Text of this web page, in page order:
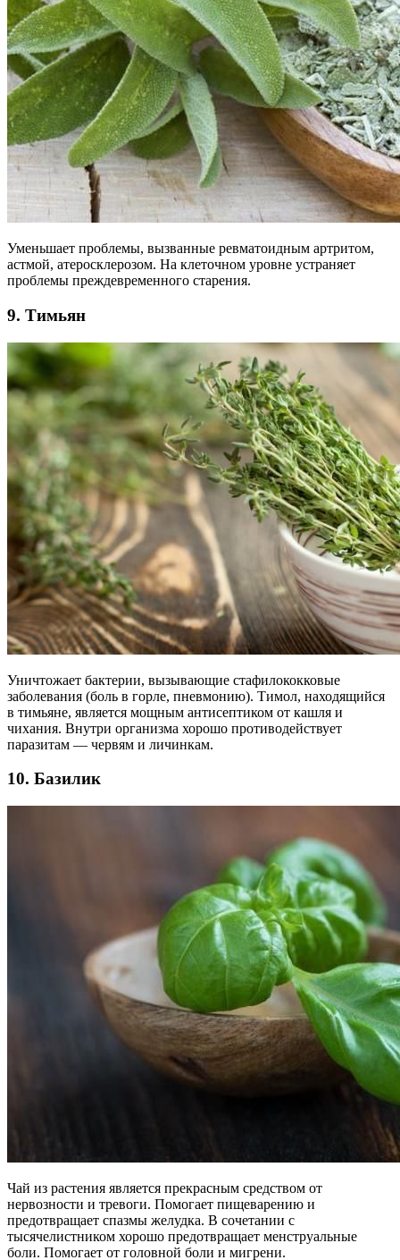
Уменьшает проблемы, вызванные ревматоидным артритом,
астмой, атеросклерозом. На клеточном уровне устраняет
проблемы преждевременного старения.
9. Тимьян
Уничтожает бактерии, вызывающие стафилококковые
заболевания (боль в горле, пневмонию). Тимол, находящийся
в тимьяне, является мощным антисептиком от кашля и
чихания. Внутри организма хорошо противодействует
паразитам — червям и личинкам.
10. Базилик
Чай из растения является прекрасным средством от
нервозности и тревоги. Помогает пищеварению и
предотвращает спазмы желудка. В сочетании с
тысячелистником хорошо предотвращает менструальные
боли. Помогает от головной боли и мигрени.